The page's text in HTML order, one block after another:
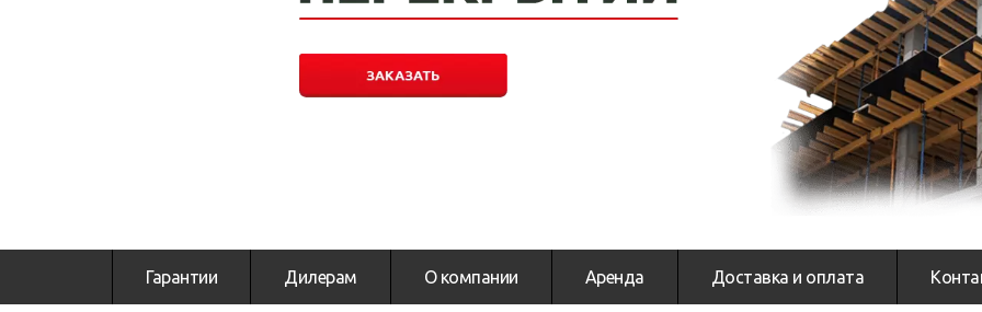
Гарантии Дилерам О компании Аренда Доставка и оплата